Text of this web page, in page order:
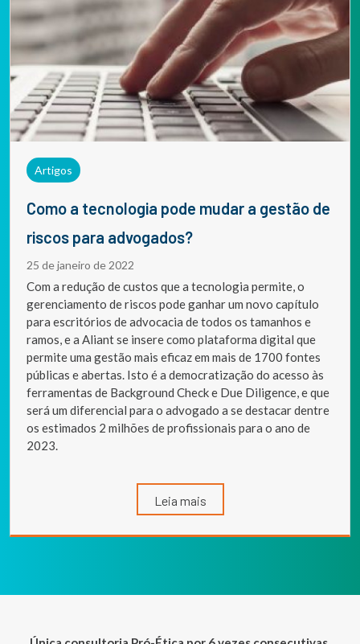
Artigos
Como a tecnologia pode mudar a gestão de
riscos para advogados?
25 de janeiro de 2022
Com a redução de custos que a tecnologia permite, o
gerenciamento de riscos pode ganhar um novo capítulo
para escritórios de advocacia de todos os tamanhos e
ramos, e a Aliant se insere como plataforma digital que
permite uma gestão mais eficaz em mais de 1700 fontes
públicas e abertas. Isto é a democratização do acesso às
ferramentas de Background Check e Due Diligence, e que
será um diferencial para o advogado a se destacar dentre
os estimados 2 milhões de profissionais para o ano de
2023.
Leia mais